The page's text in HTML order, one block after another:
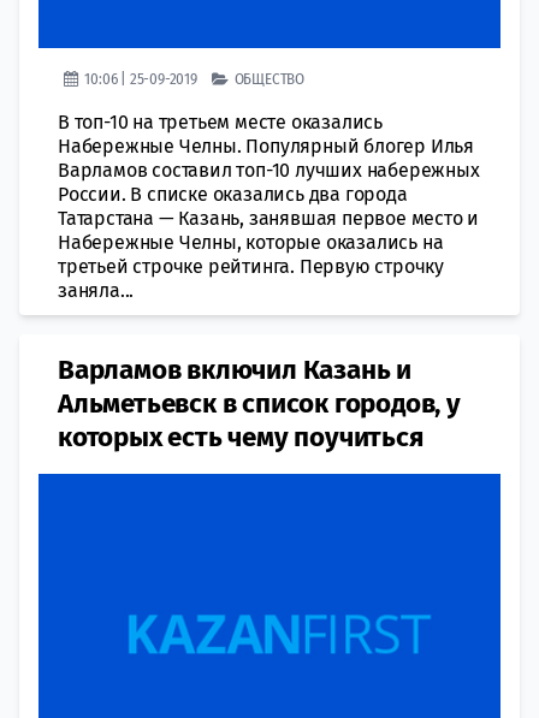
10:06 | 25-09-2019 ОБЩЕСТВО
В топ-10 на третьем месте оказались
Набережные Челны. Популярный блогер Илья
Варламов составил топ-10 лучших набережных
России. В списке оказались два города
Татарстана — Казань, занявшая первое место и
Набережные Челны, которые оказались на
третьей строчке рейтинга. Первую строчку
заняла...
Варламов включил Казань и
Альметьевск в список городов, у
которых есть чему поучиться